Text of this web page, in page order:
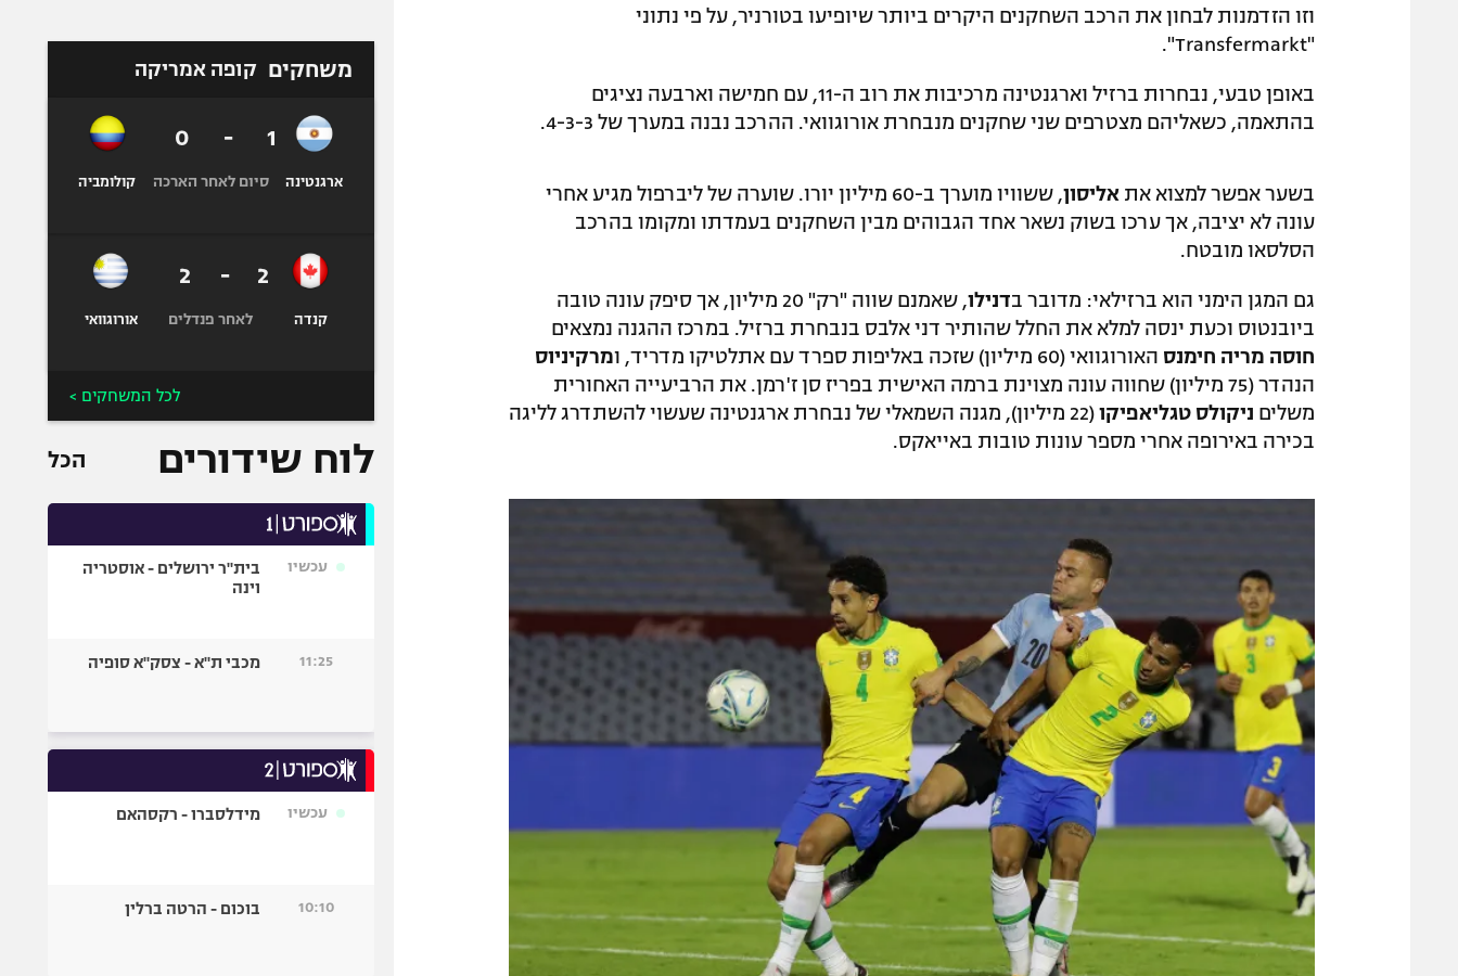
וזו הזדמנות לבחון את הרכב השחקנים היקרים ביותר שיופיעו בטורניר, על פי נתוני
"Transfermarkt".
באופן טבעי, נבחרות ברזיל וארגנטינה מרכיבות את רוב ה-11, עם חמישה וארבעה נציגים
בהתאמה, כשאליהם מצטרפים שני שחקנים מנבחרת אורוגוואי. ההרכב נבנה במערך של 4-3-3.
בשער אפשר למצוא את אליסון
, ששוויו מוערך ב-60 מיליון יורו. שוערה של ליברפול מגיע אחרי
עונה לא יציבה, אך ערכו בשוק נשאר אחד הגבוהים מבין השחקנים בעמדתו ומקומו בהרכב
הסלסאו מובטח.
גם המגן הימני הוא ברזילאי: מדובר בדנילו
, שאמנם שווה "רק" 20 מיליון, אך סיפק עונה טובה
ביובנטוס וכעת ינסה למלא את החלל שהותיר דני אלבס בנבחרת ברזיל. במרכז ההגנה נמצאים
חוסה מריה חימנס האורוגוואי (60 מיליון) שזכה באליפות ספרד עם אתלטיקו מדריד, ו
מרקיניוס
הנהדר (75 מיליון) שחווה עונה מצוינת ברמה האישית בפריז סן ז'רמן. את הרביעייה האחורית
משלים ניקולס טגליאפיקו
(22 מיליון), מגנה השמאלי של נבחרת ארגנטינה שעשוי להשתדרג לליגה
בכירה באירופה אחרי מספר עונות טובות באייאקס.
משחקים קופה אמריקה
ארגנטינה
1
-
0
סיום לאחר הארכה קולומביה
קנדה
2
-
2
לאחר פנדלים אורוגוואי
לכל המשחקים >
לוח שידורים הכל
עכשיו
בית"ר ירושלים - אוסטריה
וינה
11:25 מכבי ת"א - צסק"א סופיה
עכשיו מידלסברו - רקסהאם
10:10 בוכום - הרטה ברלין